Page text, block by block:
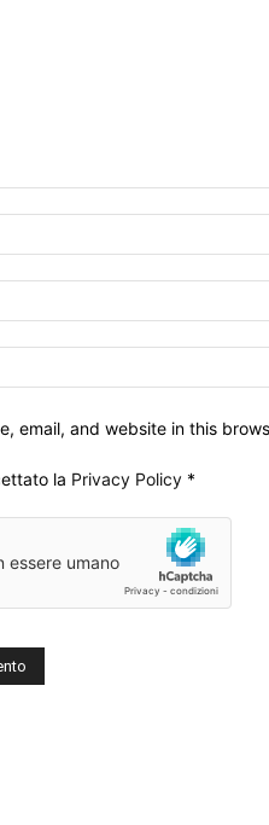
email, and website in this
la Privacy Policy *